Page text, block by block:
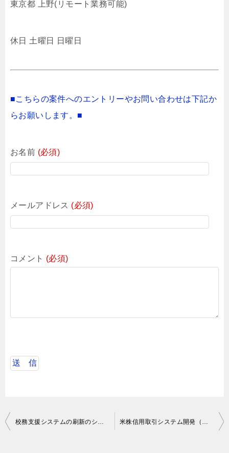
東京都 上野(リモート業務可能)
休日 土曜日 日曜日
■こちらの案件へのエントリーやお問い合わせは下記か
らお願いします。■
お名前 (必須)
メールアドレス (必須)
コメント (必須)
投
校務支援システムの刷新のシステム要件定義 米株信用取引システム開発（残対応）、新NISAシステム開発